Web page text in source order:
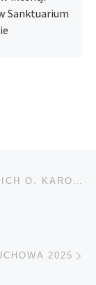
Sanktuarium
65 ROCZNICA ŚWIĘCEŃ KAPŁAŃSKICH O. KAROLA BARNASIA
2025